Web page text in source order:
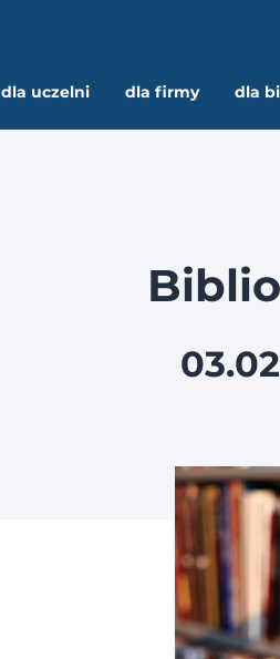
dla uczelni dla firmy dla